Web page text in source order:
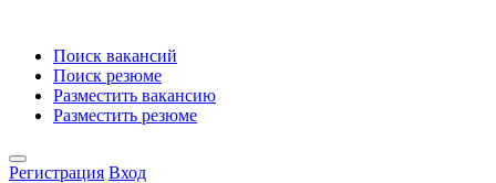
Поиск вакансий
Поиск резюме
Разместить вакансию
Разместить резюме
Регистрация Вход